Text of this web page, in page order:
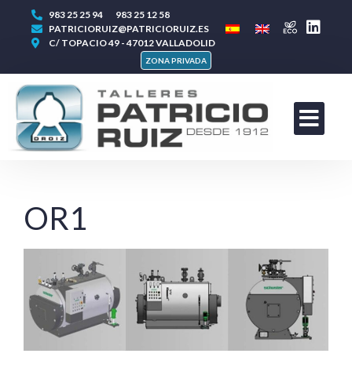
983 25 25 94
983 25 12 58
PATRICIORUIZ@PATRICIORUIZ.ES
C/ TOPACIO 49 - 47012 VALLADOLID
ZONA PRIVADA
OR1